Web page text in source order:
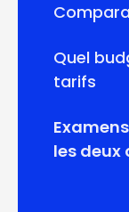
Quel
tarifs
les deux